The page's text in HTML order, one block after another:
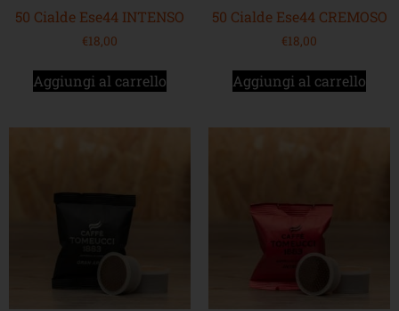
50 Cialde Ese44 INTENSO
€18,00
Aggiungi al carrello
50 Cialde Ese44 CREMOSO
€18,00
Aggiungi al carrello